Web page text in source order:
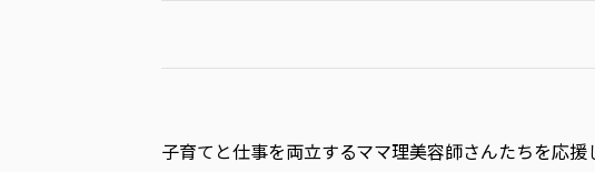
子育てと仕事を両立するママ理美容師さんたちを応